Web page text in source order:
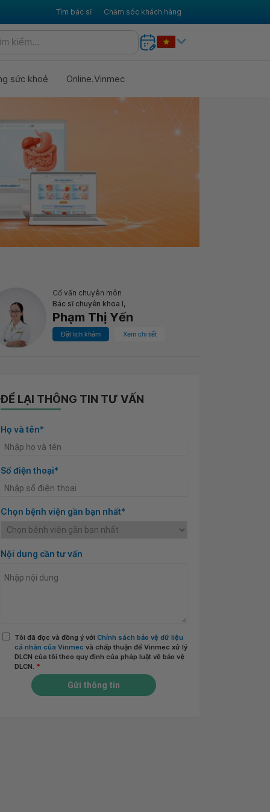
Tìm bác sĩ Chăm sóc khách hàng
sức khoẻ Online.Vinmec
Cố vấn chuyên môn
Bác sĩ chuyên khoa I,
Phạm Thị Yến
Đặt lịch khám Xem chi tiết
ĐỂ LẠI THÔNG TIN TƯ VẤN
Họ và tên*
Số điện thoại*
Chọn bệnh viện gần bạn nhất*
Nội dung cần tư vấn
Tôi đã đọc và đồng ý với Chính sách bảo vệ dữ liệu
cá nhân của Vinmec và chấp thuận để Vinmec xử lý
DLCN của tôi theo quy định của pháp luật về bảo vệ
DLCN. *
Gửi thông tin